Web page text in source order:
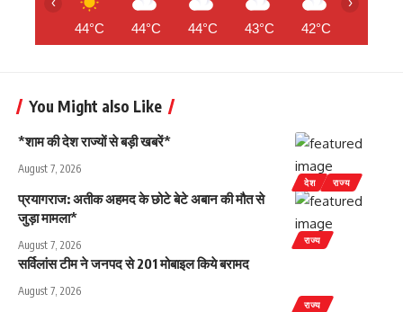
44°C 44°C 44°C 43°C 42°C
You Might also Like
देश राज्य
*शाम की देश राज्यों से बड़ी खबरें*
August 7, 2026
राज्य
प्रयागराज: अतीक अहमद के छोटे बेटे अबान की मौत से
जुड़ा मामला*
August 7, 2026
राज्य
सर्विलांस टीम ने जनपद से 201 मोबाइल किये बरामद
August 7, 2026